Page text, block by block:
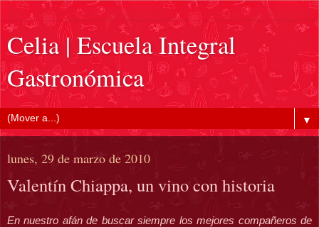
Celia | Escuela Integral
Gastronómica
▼
lunes, 29 de marzo de 2010
Valentín Chiappa, un vino con historia
En nuestro afán de buscar siempre los mejores compañeros de